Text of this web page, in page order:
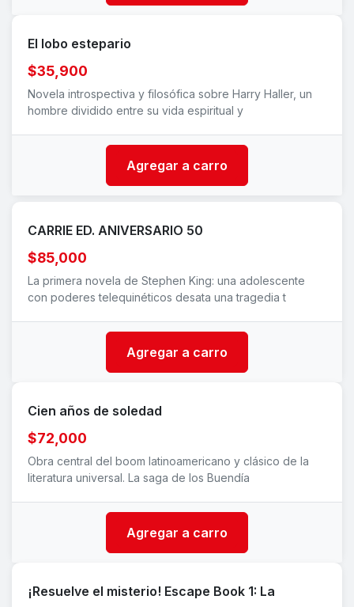
El lobo estepario
$35,900
Novela introspectiva y filosófica sobre Harry Haller, un
hombre dividido entre su vida espiritual y
Agregar a carro
CARRIE ED. ANIVERSARIO 50
$85,000
La primera novela de Stephen King: una adolescente
con poderes telequinéticos desata una tragedia t
Agregar a carro
Cien años de soledad
$72,000
Obra central del boom latinoamericano y clásico de la
literatura universal. La saga de los Buendía
Agregar a carro
¡Resuelve el misterio! Escape Book 1: La